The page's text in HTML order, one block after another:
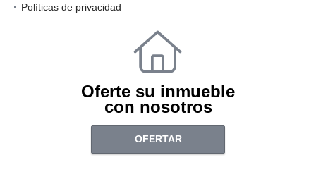
Políticas de privacidad
Oferte su inmueble
con nosotros
OFERTAR